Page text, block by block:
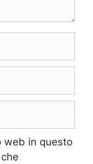
web in questo